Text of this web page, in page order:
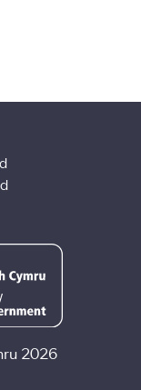
2026